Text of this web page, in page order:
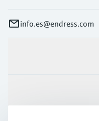
info.es@endress.com